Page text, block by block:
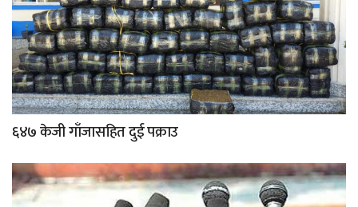
६४७ केजी गाँजासहित दुई पक्राउ